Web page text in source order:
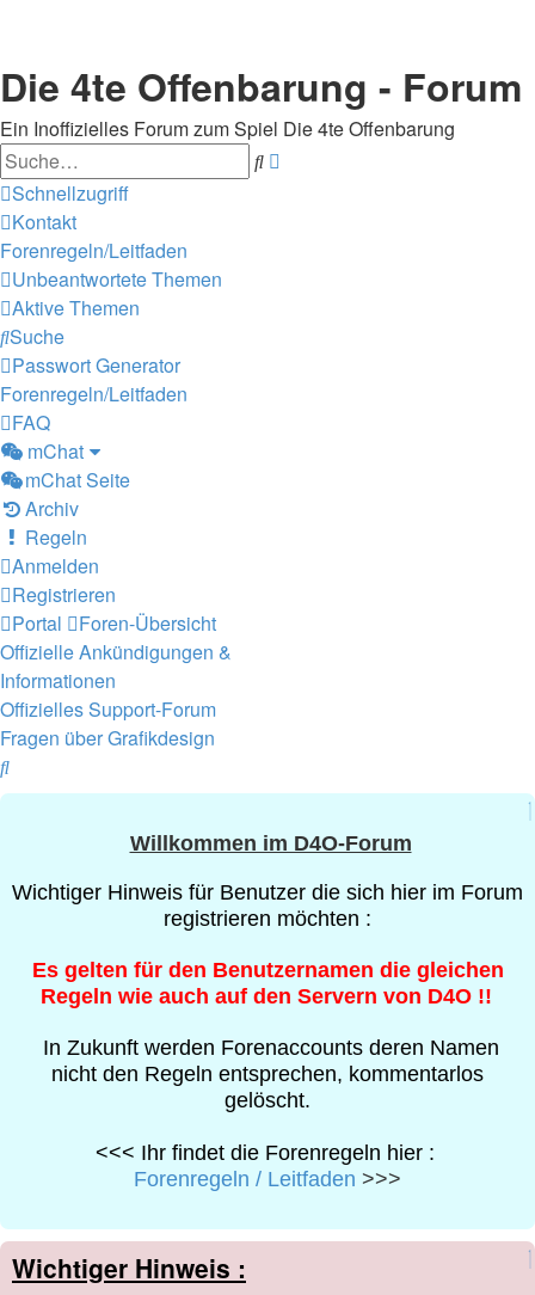
Die 4te Offenbarung - Forum
Ein Inoffizielles Forum zum Spiel Die 4te Offenbarung
Suche
Schnellzugriff
Kontakt
Forenregeln/Leitfaden
Unbeantwortete Themen
Aktive Themen
Suche
Passwort Generator
Forenregeln/Leitfaden
FAQ
mChat
mChat Seite
Archiv
Regeln
Anmelden
Registrieren
Portal
Foren-Übersicht
Offizielle Ankündigungen &
Informationen
Offizielles Support-Forum
Fragen über Grafikdesign
Suche
Willkommen im D4O-Forum
Wichtiger Hinweis für Benutzer die sich hier im Forum
registrieren möchten :
Es gelten für den Benutzernamen die gleichen
Regeln wie auch auf den Servern von D4O !!
In Zukunft werden Forenaccounts deren Namen
nicht den Regeln entsprechen, kommentarlos
gelöscht.
<<< Ihr findet die Forenregeln hier :
Forenregeln / Leitfaden >>>
Wichtiger Hinweis :